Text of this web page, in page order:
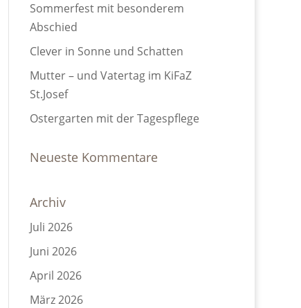
Sommerfest mit besonderem
Abschied
Clever in Sonne und Schatten
Mutter – und Vatertag im KiFaZ
St.Josef
Ostergarten mit der Tagespflege
Neueste Kommentare
Archiv
Juli 2026
Juni 2026
April 2026
März 2026